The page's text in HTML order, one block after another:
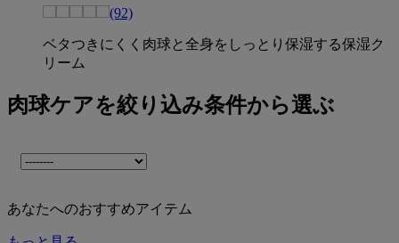
(92)
ベタつきにくく肉球と全身をしっとり保湿する保湿ク
リーム
肉球ケアを絞り込み条件から選ぶ
あなたへのおすすめアイテム